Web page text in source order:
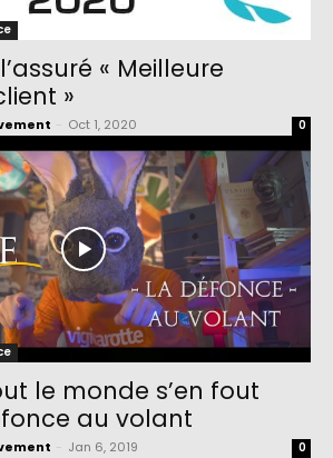
« Meilleure
»
Oct 1, 2020 0
le monde s’en fout
au volant
Jan 6, 2019 0